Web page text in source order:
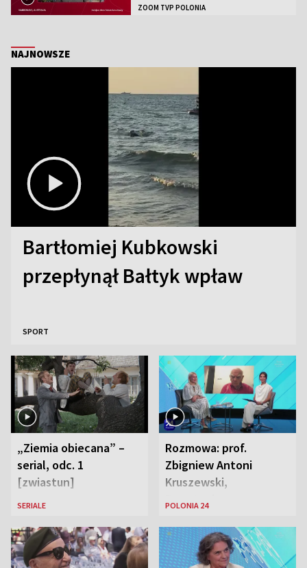
ZOOM TVP POLONIA
NAJNOWSZE
Bartłomiej Kubkowski
przepłynął Bałtyk wpław
SPORT
„Ziemia obiecana” –
serial, odc. 1
[zwiastun]
SERIALE
Rozmowa: prof.
Zbigniew Antoni
Kruszewski,
Powstaniec
Zaryan, piosenkarka
POLONIA 24